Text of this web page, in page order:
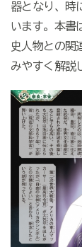
器となり、時
います。本書
史人物との関
みやすく解説